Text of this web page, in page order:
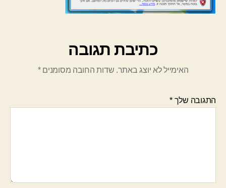
כתיבת תגובה
האימייל לא יוצג באתר. שדות החובה מסומנים*
התגובה שלך*